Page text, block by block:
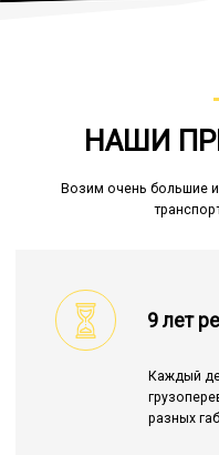
НАШИ
Возим очень большие
9 лет
Каждый
разных